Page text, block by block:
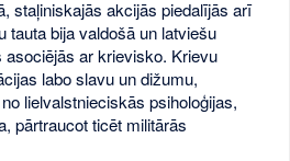
staļiniskajās akcijās piedalījās arī
tauta bija valdošā un latviešu
ar krievisko. Krievu
labo slavu un dižumu,
lielvalstnieciskās psiholoģijas,
pārtraucot ticēt militārās